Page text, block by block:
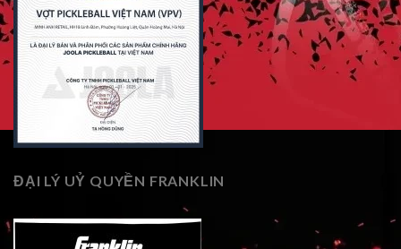
ĐẠI LÝ UỶ QUYỀN FRANKLIN